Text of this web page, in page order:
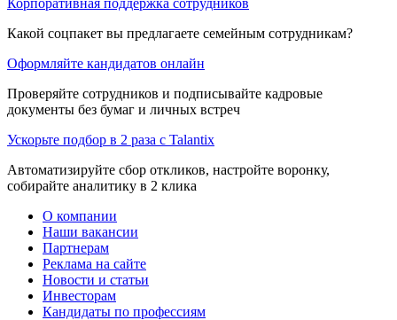
Какой соцпакет вы предлагаете семейным сотрудникам?
Оформляйте кандидатов онлайн
Проверяйте сотрудников и подписывайте кадровые
документы без бумаг и личных встреч
Ускорьте подбор в 2 раза с Talantix
Автоматизируйте сбор откликов, настройте воронку,
собирайте аналитику в 2 клика
О компании
Наши вакансии
Партнерам
Реклама на сайте
Новости и статьи
Инвесторам
Кандидаты по профессиям